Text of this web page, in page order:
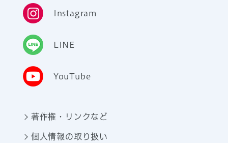
Instagram
LINE
YouTube
著作権・リンクなど
個人情報の取り扱い